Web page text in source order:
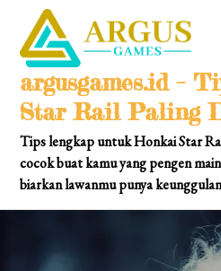
content
argusgames.id –
Star Rail Paling
Tips lengkap untuk Honkai Star
cocok buat kamu yang pengen
biarkan lawanmu punya